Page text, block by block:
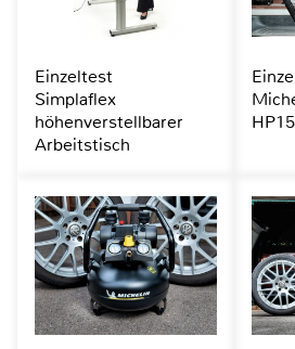
Einzeltest
Simplaflex
höhenverstellbarer
Arbeitstisch